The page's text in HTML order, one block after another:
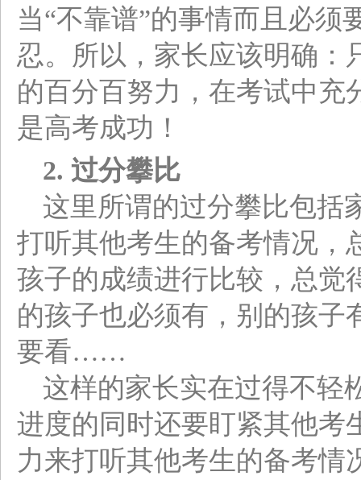
当“不靠谱”的事情而且必须
忍。所以，家长应该明确：
的百分百努力，在考试中充
是高考成功！
2. 过分攀比
这里所谓的过分攀比包括
打听其他考生的备考情况，
孩子的成绩进行比较，总觉
的孩子也必须有，别的孩子
要看……
这样的家长实在过得不轻
进度的同时还要盯紧其他考
力来打听其他考生的备考情